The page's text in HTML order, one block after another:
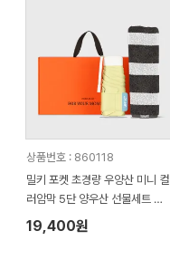
상품번호 : 860118
밀키 포켓 초경량 우양산 미니 컬
러암막 5단 양우산 선물세트 답
례품+무한타올세트 그레이 모달
180g 수건세트
19,400원